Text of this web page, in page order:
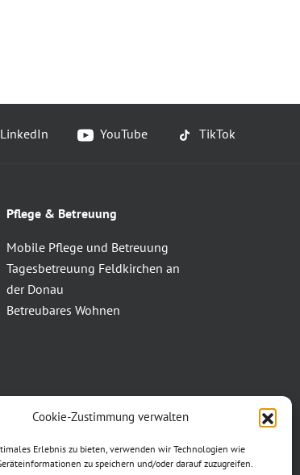
Cookie-Zustimmung verwalten
Erlebnis zu bieten, verwenden wir Technologien wie
zu speichern und/oder darauf zuzugreifen.
LinkedIn YouTube TikTok
Pflege & Betreuung
Mobile Pflege und Betreuung
Tagesbetreuung Feldkirchen an
der Donau
Betreubares Wohnen